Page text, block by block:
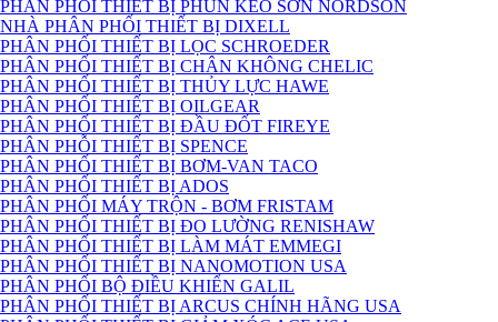
PHÂN PHỐI THIẾT BỊ PHUN KEO SƠN NORDSON
NHÀ PHÂN PHỐI THIẾT BỊ DIXELL
PHÂN PHỐI THIẾT BỊ LỌC SCHROEDER
PHÂN PHỐI THIẾT BỊ CHÂN KHÔNG CHELIC
PHÂN PHỐI THIẾT BỊ THỦY LỰC HAWE
PHÂN PHỐI THIẾT BỊ OILGEAR
PHÂN PHỐI THIẾT BỊ ĐẦU ĐỐT FIREYE
PHÂN PHỖI THIẾT BỊ SPENCE
PHÂN PHỐI THIẾT BỊ BƠM-VAN TACO
PHÂN PHỐI THIẾT BỊ ADOS
PHÂN PHỐI MÁY TRỘN - BƠM FRISTAM
PHÂN PHỐI THIẾT BỊ ĐO LƯỜNG RENISHAW
PHÂN PHỐI THIẾT BỊ LÀM MÁT EMMEGI
PHÂN PHỐI THIẾT BỊ NANOMOTION USA
PHÂN PHỐI BỘ ĐIỀU KHIỂN GALIL
PHÂN PHỐI THIẾT BỊ ARCUS CHÍNH HÃNG USA